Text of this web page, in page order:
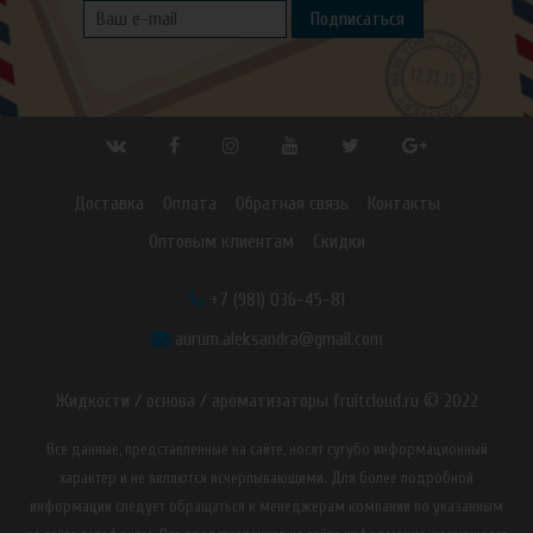
Подписаться
Доставка Оплата Обратная связь
Контакты
Оптовым клиентам
Скидки
+7 (981) 036-45-81
aurum.aleksandra@gmail.com
Жидкости / основа / ароматизаторы fruitcloud.ru © 2022
Все данные, представленные на сайте, носят сугубо информационный
характер и не являются исчерпывающими. Для более подробной
информации следует обращаться к менеджерам компании по указанным